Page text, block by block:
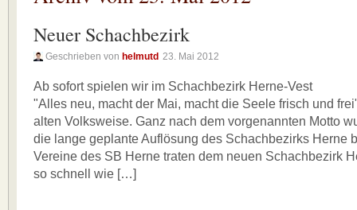
Neuer Schachbezirk
Geschrieben von helmutd 23. Mai 2012
Ab sofort spielen wir im Schachbezirk Herne-Vest
"Alles neu, macht der Mai, macht die Seele frisch und
alten Volksweise. Ganz nach dem vorgenannten Motto
die lange geplante Auflösung des Schachbezirks Herne
Vereine des SB Herne traten dem neuen Schachbezirk
so schnell wie […]